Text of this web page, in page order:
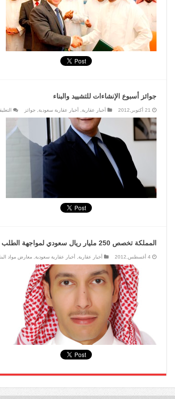
جوائز أسبوع الإنشاءات للتشييد والبناء
21 أكتوبر,2012 أخبار عقارية أخبار عقارية سعودية ,جوائز
المملكة تخصص 250 مليار ريال سعودي لمواجهة الطلب المتنامي على الإسكان الاجتماعي
4 أغسطس,2012 أخبار عقارية أخبار عقارية سعودية ,معارض مواد